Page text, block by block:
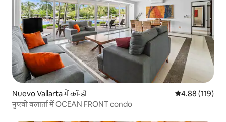
Nuevo Vallarta में कॉन्डो औसत रेटिंग 5 में से
4.88 (119)
नुएवो वलार्ता में OCEAN FRONT condo